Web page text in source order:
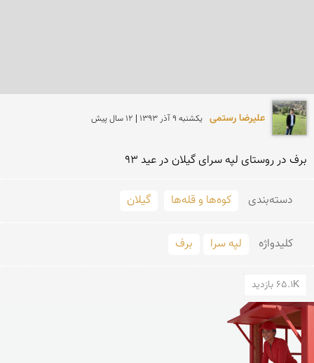
علیرضا رستمی يكشنبه 9 آذر 1393 | 12 سال پیش
برف در روستای لپه سرای گیلان در عید 93
دسته‌بندی کوه‌ها و قله‌ها گیلان
کلید‌واژه لپه سرا برف
65.1K بازدید